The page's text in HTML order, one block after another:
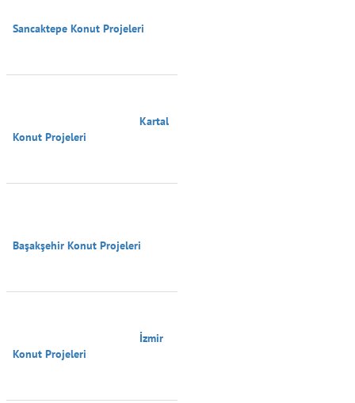
Sancaktepe Konut Projeleri
Konut Projeleri
Başakşehir Konut Projeleri
Konut Projeleri